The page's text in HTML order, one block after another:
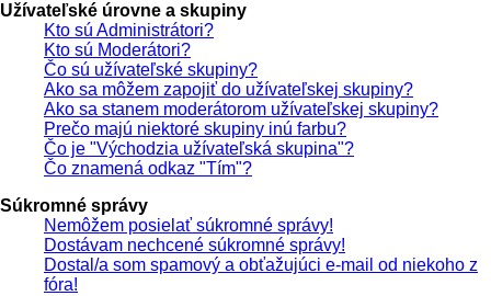
Užívateľské úrovne a skupiny
Kto sú Administrátori?
Kto sú Moderátori?
Čo sú užívateľské skupiny?
Ako sa môžem zapojiť do užívateľskej skupiny?
Ako sa stanem moderátorom užívateľskej skupiny?
Prečo majú niektoré skupiny inú farbu?
Čo je "Východzia užívateľská skupina"?
Čo znamená odkaz "Tím"?
Súkromné správy
Nemôžem posielať súkromné správy!
Dostávam nechcené súkromné správy!
Dostal/a som spamový a obťažujúci e-mail od niekoho z
fóra!